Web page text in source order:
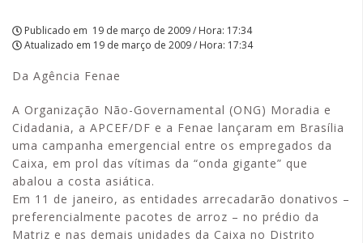
Publicado em 19 de março de 2009 / Hora: 17:34
Atualizado em 19 de março de 2009 / Hora: 17:34
Da Agência Fenae
A Organização Não-Governamental (ONG) Moradia e
Cidadania, a APCEF/DF e a Fenae lançaram em Brasília
uma campanha emergencial entre os empregados da
Caixa, em prol das vítimas da “onda gigante” que
abalou a costa asiática.
Em 11 de janeiro, as entidades arrecadarão donativos –
preferencialmente pacotes de arroz – no prédio da
Matriz e nas demais unidades da Caixa no Distrito